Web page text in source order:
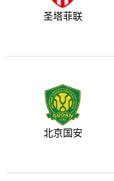
圣塔菲联
北京国安